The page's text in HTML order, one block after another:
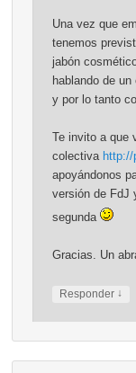
Una vez que
tenemos
jabón
hablando de
y por lo tanto
Te invito a que
colectiva
apoyándonos
versión de FdJ
segunda
Gracias. Un
Responder ↓